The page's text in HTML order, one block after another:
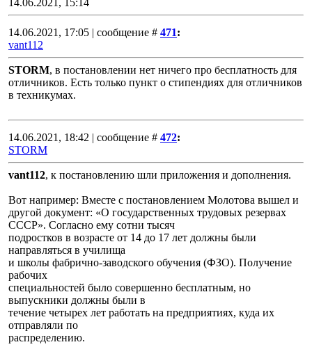
14.06.2021, 15:14
14.06.2021, 17:05 | сообщение # 471:
vant112
STORM, в постановлении нет ничего про бесплатность для
отличников. Есть только пункт о стипендиях для отличников
в техникумах.
14.06.2021, 18:42 | сообщение # 472:
STORM
vant112, к постановлению шли приложения и дополнения.
Вот например: Вместе с постановлением Молотова вышел и
другой документ: «О государственных трудовых резервах
СССР». Согласно ему сотни тысяч
подростков в возрасте от 14 до 17 лет должны были
направляться в училища
и школы фабрично-заводского обучения (ФЗО). Получение
рабочих
специальностей было совершенно бесплатным, но
выпускники должны были в
течение четырех лет работать на предприятиях, куда их
отправляли по
распределению.